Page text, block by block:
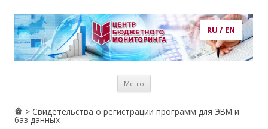
RU / EN
потребности в кадрах, рынок труда, образование, публикации,
Меню
> Свидетельства о регистрации программ для ЭВМ и
баз данных